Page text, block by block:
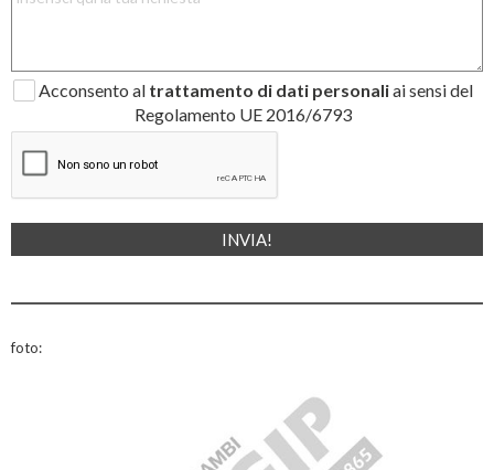
Acconsento al trattamento di dati personaliai sensi del
Regolamento UE 2016/6793
foto: